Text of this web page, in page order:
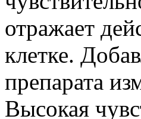
отражает
клетке.
препарата
Высокая